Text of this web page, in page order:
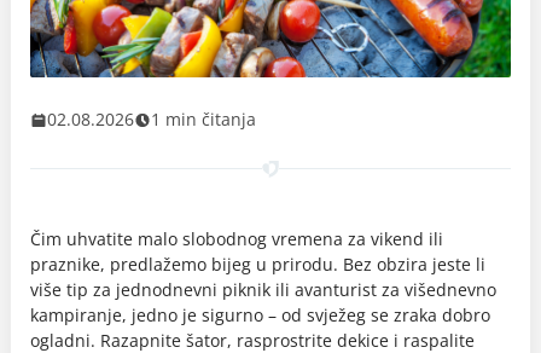
02.08.2026 1 min čitanja
Čim uhvatite malo slobodnog vremena za vikend ili
praznike, predlažemo bijeg u prirodu. Bez obzira jeste li
više tip za jednodnevni piknik ili avanturist za višednevno
kampiranje, jedno je sigurno – od svježeg se zraka dobro
ogladni. Razapnite šator, rasprostrite dekice i raspalite